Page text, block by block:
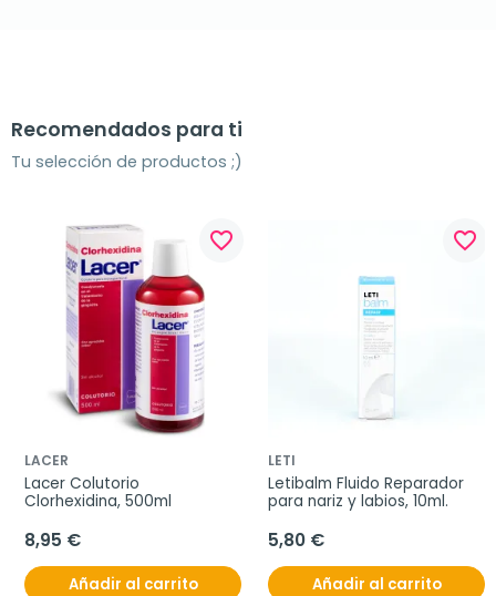
Recomendados para ti
Tu selección de productos ;)
favorite_border
LACER
Lacer Colutorio
Clorhexidina, 500ml
8,95 €
Añadir al carrito
favorite_border
LETI
Letibalm Fluido Reparador
para nariz y labios, 10ml.
5,80 €
Añadir al carrito